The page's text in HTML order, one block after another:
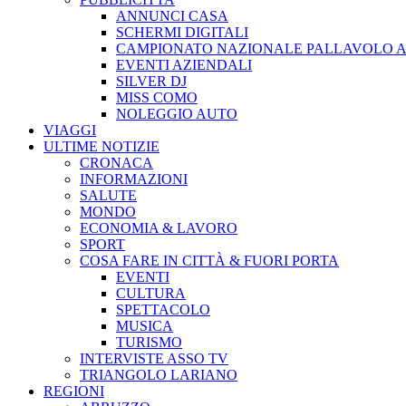
ANNUNCI CASA
SCHERMI DIGITALI
CAMPIONATO NAZIONALE PALLAVOLO
EVENTI AZIENDALI
SILVER DJ
MISS COMO
NOLEGGIO AUTO
VIAGGI
ULTIME NOTIZIE
CRONACA
INFORMAZIONI
SALUTE
MONDO
ECONOMIA & LAVORO
SPORT
COSA FARE IN CITTÀ & FUORI PORTA
EVENTI
CULTURA
SPETTACOLO
MUSICA
TURISMO
INTERVISTE ASSO TV
TRIANGOLO LARIANO
REGIONI